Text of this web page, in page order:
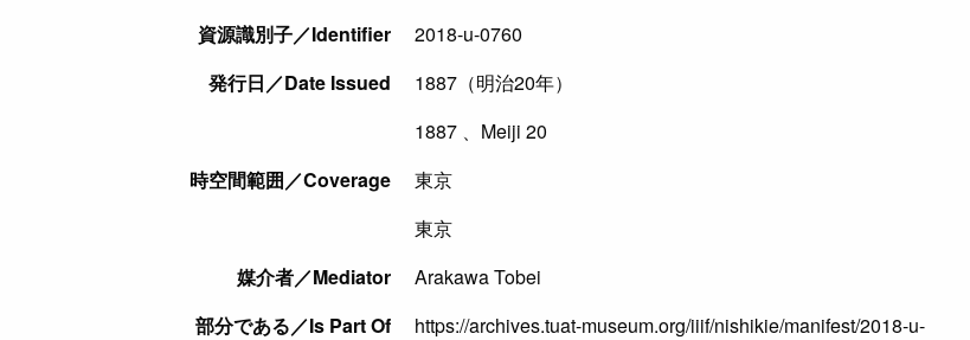
資源識別子／Identifier
2018-u-0760
発行日／Date Issued
1887（明治20年）
1887 、Meiji 20
時空間範囲／Coverage
東京
東京
媒介者／Mediator
Arakawa Tobei
部分である／Is Part Of
https://archives.tuat-museum.org/iiif/nishikie/manifest/2018-u-